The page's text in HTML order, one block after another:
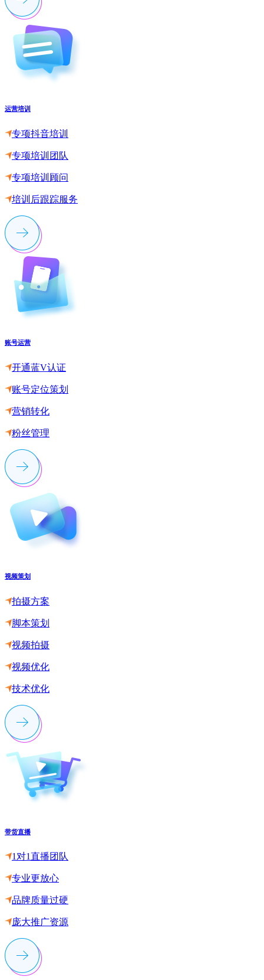
运营培训
专项抖音培训
专项培训团队
专项培训顾问
培训后跟踪服务
账号运营
开通蓝V认证
账号定位策划
营销转化
粉丝管理
视频策划
拍摄方案
脚本策划
视频拍摄
视频优化
技术优化
带货直播
1对1直播团队
专业更放心
品牌质量过硬
庞大推广资源